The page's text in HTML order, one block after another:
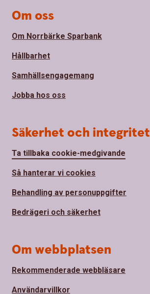
Om oss
Om Norrbärke Sparbank
Hållbarhet
Samhällsengagemang
Jobba hos oss
Säkerhet och integritet
Ta tillbaka cookie-medgivande
Så hanterar vi cookies
Behandling av personuppgifter
Bedrägeri och säkerhet
Om webbplatsen
Rekommenderade webbläsare
Användarvillkor